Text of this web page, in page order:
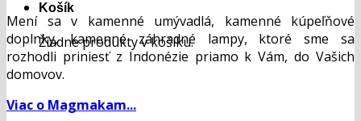
Košík
Žiadne produkty v košíku.
Mení sa v kamenné umývadlá, kamenné kúpeľňové
doplnky, kamenné záhradné lampy, ktoré sme sa
rozhodli priniesť z Indonézie priamo k Vám, do Vašich
domovov.
Viac o Magmakam...